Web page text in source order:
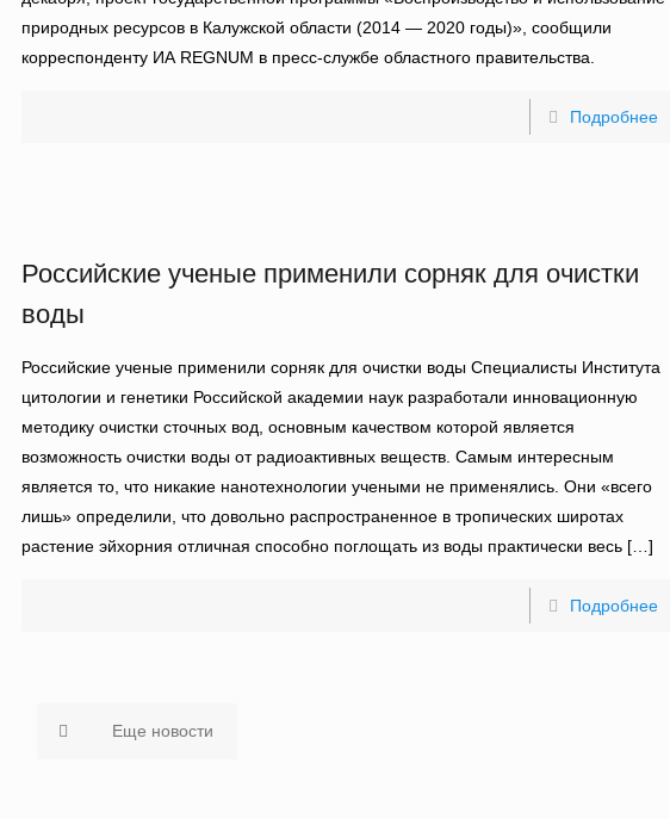
природных ресурсов в Калужской области (2014 — 2020 годы)», сообщили
корреспонденту ИА REGNUM в пресс-службе областного правительства.
Подробнее
Российские ученые применили сорняк для очистки
воды
Российские ученые применили сорняк для очистки воды Специалисты Института
цитологии и генетики Российской академии наук разработали инновационную
методику очистки сточных вод, основным качеством которой является
возможность очистки воды от радиоактивных веществ. Самым интересным
является то, что никакие нанотехнологии учеными не применялись. Они «всего
лишь» определили, что довольно распространенное в тропических широтах
растение эйхорния отличная способно поглощать из воды практически весь[…]
Подробнее
Еще новости